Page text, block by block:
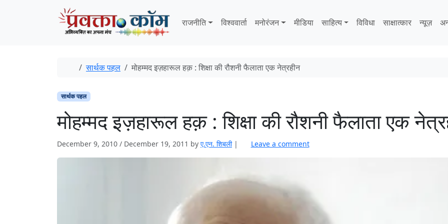
राजनीति
विश्ववार्ता मनोरंजन मीडिया साहित्‍य विविधा साक्षात्‍कार न्यूज़
Home
सार्थक पहल मोहम्मद इज़हारूल हक़ : शिक्षा की रौशनी फैलाता एक नेत्रहीन
सार्थक पहल
मोहम्मद इज़हारूल हक़ : शिक्षा की रौशनी फैलाता एक
December 9, 2010 / December 19, 2011 by ए.एन. शिबली | Leave a comment